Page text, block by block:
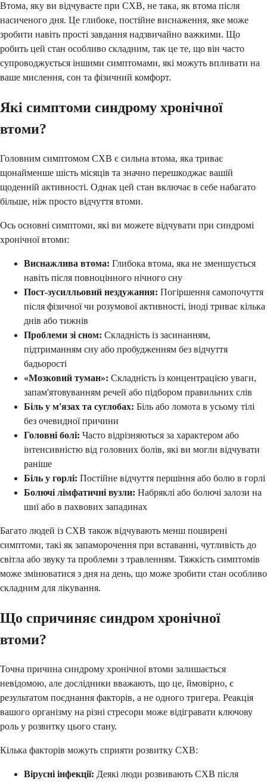
Втома, яку ви відчуваєте при СХВ, не така, як втома після
насиченого дня. Це глибоке, постійне виснаження, яке може
зробити навіть прості завдання надзвичайно важкими. Що
робить цей стан особливо складним, так це те, що він часто
супроводжується іншими симптомами, які можуть впливати на
ваше мислення, сон та фізичний комфорт.
Які симптоми синдрому хронічної
втоми?
Головним симптомом СХВ є сильна втома, яка триває
щонайменше шість місяців та значно перешкоджає вашій
щоденній активності. Однак цей стан включає в себе набагато
більше, ніж просто відчуття втоми.
Ось основні симптоми, які ви можете відчувати при синдромі
хронічної втоми:
Виснажлива втома: Глибока втома, яка не зменшується
навіть після повноцінного нічного сну
Пост-зусилльовий нездужання: Погіршення самопочуття
після фізичної чи розумової активності, іноді триває кілька
днів або тижнів
Проблеми зі сном: Складність із засинанням,
підтриманням сну або пробудженням без відчуття
бадьорості
«Мозковий туман»: Складність із концентрацією уваги,
запам'ятовуванням речей або підбором правильних слів
Біль у м'язах та суглобах: Біль або ломота в усьому тілі
без очевидної причини
Головні болі: Часто відрізняються за характером або
інтенсивністю від головних болів, які ви могли відчувати
раніше
Біль у горлі: Постійне відчуття першіння або болю в горлі
Болючі лімфатичні вузли: Набряклі або болючі залози на
шиї або в пахвових западинах
Багато людей із СХВ також відчувають менш поширені
симптоми, такі як запаморочення при вставанні, чутливість до
світла або звуку та проблеми з травленням. Тяжкість симптомів
може змінюватися з дня на день, що може зробити стан особливо
складним для лікування.
Що спричиняє синдром хронічної
втоми?
Точна причина синдрому хронічної втоми залишається
невідомою, але дослідники вважають, що це, ймовірно, є
результатом поєднання факторів, а не одного тригера. Реакція
вашого організму на різні стресори може відігравати ключову
роль у розвитку цього стану.
Кілька факторів можуть сприяти розвитку СХВ:
Вірусні інфекції: Деякі люди розвивають СХВ після